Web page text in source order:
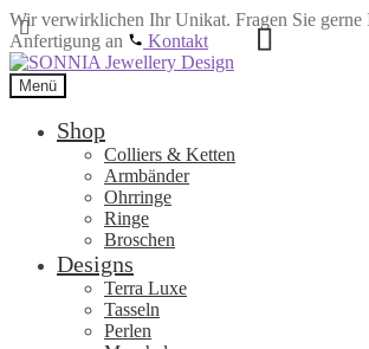
Wir verwirklichen Ihr Unikat. Fragen Sie gerne
Anfertigung an
Kontakt
Zur
Navigation
springen
Zum
Inhalt
springen
Menü
Shop
Colliers & Ketten
Armbänder
Ohrringe
Ringe
Broschen
Designs
Terra Luxe
Tasseln
Perlen